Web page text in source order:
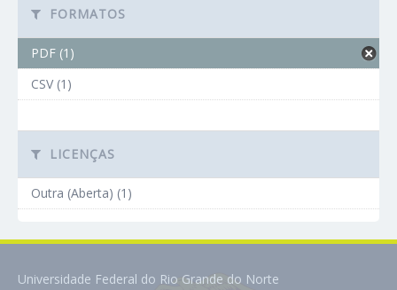
FORMATOS
PDF (1)
CSV (1)
LICENÇAS
Outra (Aberta) (1)
Universidade Federal do Rio Grande do Norte